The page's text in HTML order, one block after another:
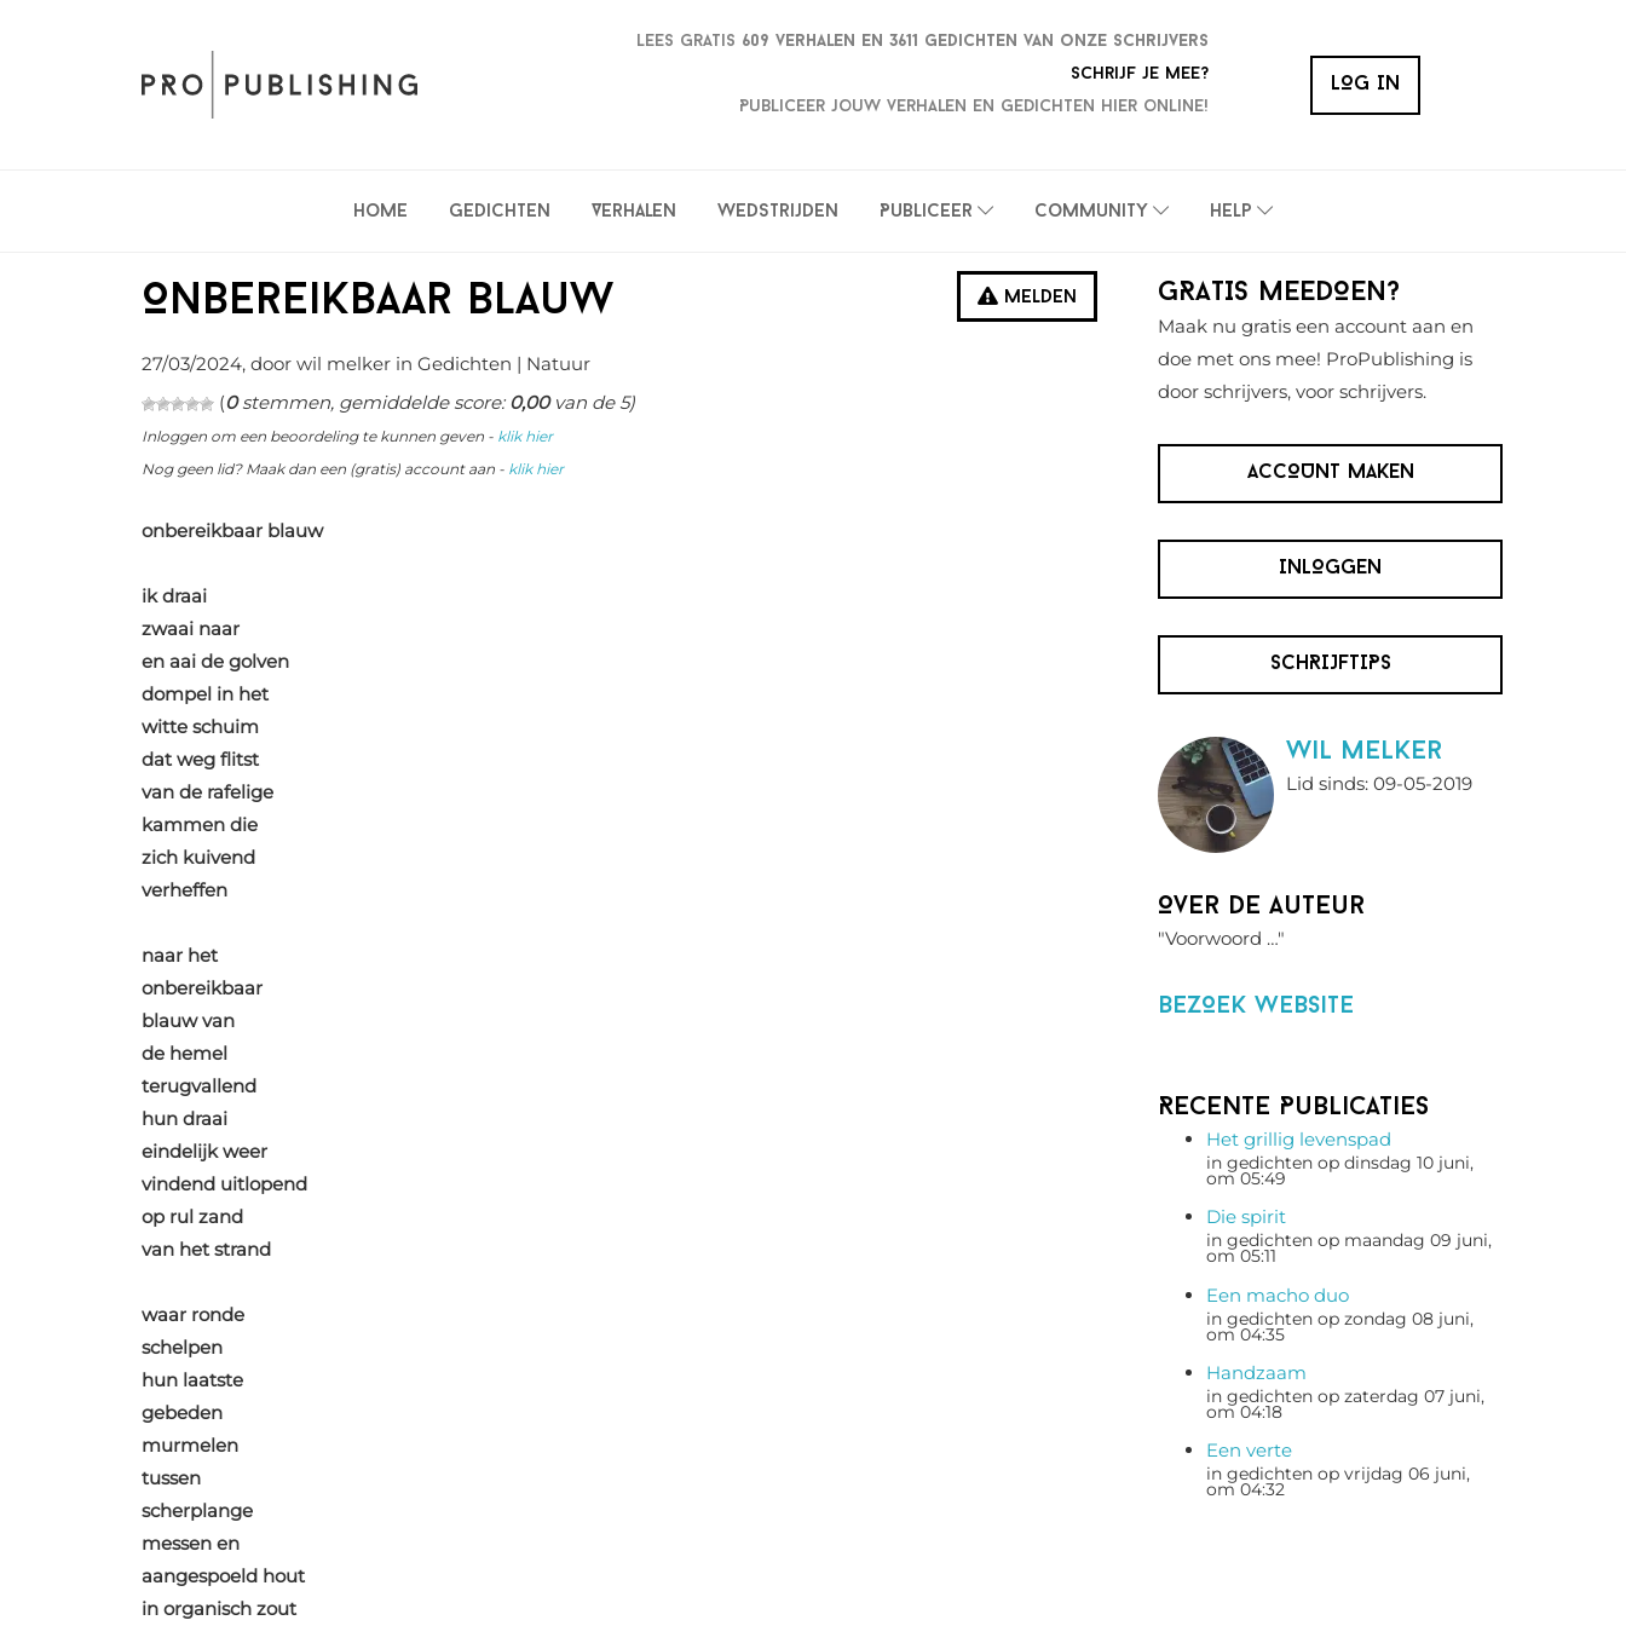
Lees gratis 609 verhalen en 3611 gedichten van onze schrijvers
Schrijf je mee?
Publiceer jouw verhalen en gedichten hier online!
LOG IN
Home Gedichten Verhalen Wedstrijden Publiceer Community Help
Melden
Onbereikbaar blauw
27/03/2024, door wil melker in Gedichten | Natuur
(0stemmen, gemiddelde score:0,00van de 5)
Inloggen om een beoordeling te kunnen geven - klik hier
Nog geen lid? Maak dan een (gratis) account aan - klik hier
onbereikbaar blauw
ik draai
zwaai naar
en aai de golven
dompel in het
witte schuim
dat weg flitst
van de rafelige
kammen die
zich kuivend
verheffen
naar het
onbereikbaar
blauw van
de hemel
terugvallend
hun draai
eindelijk weer
vindend uitlopend
op rul zand
van het strand
waar ronde
schelpen
hun laatste
gebeden
murmelen
tussen
scherplange
messen en
aangespoeld hout
in organisch zout
Primaire
Sidebar
GRATIS MEEDOEN?
Maak nu gratis een account aan en
doe met ons mee! ProPublishing is
door schrijvers, voor schrijvers.
ACCOUNT MAKEN
INLOGGEN
SCHRIJFTIPS
wil melker
Lid sinds: 09-05-2019
Over de auteur
"Voorwoord …"
BezOek website
Recente Publicaties
Het grillig levenspad
in gedichten op dinsdag 10 juni,
om 05:49
Die spirit
in gedichten op maandag 09 juni,
om 05:11
Een macho duo
in gedichten op zondag 08 juni,
om 04:35
Handzaam
in gedichten op zaterdag 07 juni,
om 04:18
Een verte
in gedichten op vrijdag 06 juni,
om 04:32